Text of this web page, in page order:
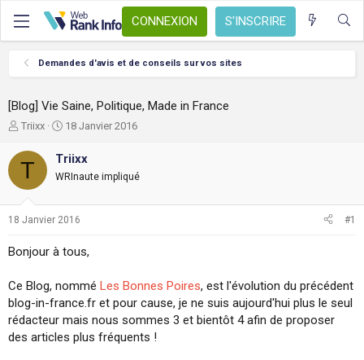
CONNEXION S'INSCRIRE
Demandes d'avis et de conseils sur vos sites
[Blog] Vie Saine, Politique, Made in France
A
t
d
a
i
s
c
s
Triixx
D
t
d
d
u
18 Janvier 2016
T Triixx
WRInaute impliqué
18 Janvier 2016 #1
Bonjour à tous,
Ce Blog, nommé Les Bonnes Poires, est l'évolution du précédent
blog-in-france.fr et pour cause, je ne suis aujourd'hui plus le seul
rédacteur mais nous sommes 3 et bientôt 4 afin de proposer
des articles plus fréquents !